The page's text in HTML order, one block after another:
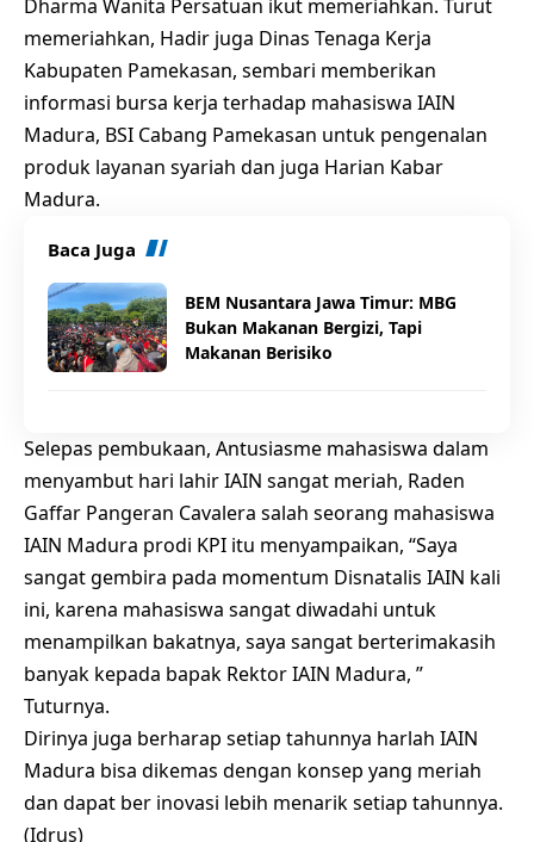
Dharma Wanita Persatuan ikut memeriahkan. Turut
memeriahkan, Hadir juga Dinas Tenaga Kerja
Kabupaten Pamekasan, sembari memberikan
informasi bursa kerja terhadap mahasiswa IAIN
Madura, BSI Cabang Pamekasan untuk pengenalan
produk layanan syariah dan juga Harian Kabar
Madura.
Baca Juga
BEM Nusantara Jawa Timur: MBG
Bukan Makanan Bergizi, Tapi
Makanan Berisiko
Selepas pembukaan, Antusiasme mahasiswa dalam
menyambut hari lahir IAIN sangat meriah, Raden
Gaffar Pangeran Cavalera salah seorang mahasiswa
IAIN Madura prodi KPI itu menyampaikan, “Saya
sangat gembira pada momentum Disnatalis IAIN kali
ini, karena mahasiswa sangat diwadahi untuk
menampilkan bakatnya, saya sangat berterimakasih
banyak kepada bapak Rektor IAIN Madura, ”
Tuturnya.
Dirinya juga berharap setiap tahunnya harlah IAIN
Madura bisa dikemas dengan konsep yang meriah
dan dapat ber inovasi lebih menarik setiap tahunnya.
(Idrus)